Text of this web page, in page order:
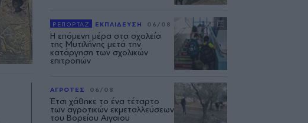
ΡΕΠΟΡΤΑΖ ΕΚΠΑΙΔΕΥΣΗ 06/08
Η επόμενη μέρα στα σχολεία
της Μυτιλήνης μετά την
κατάργηση των σχολικών
επιτροπών
ΑΓΡΟΤΕΣ 06/08
Έτσι χάθηκε το ένα τέταρτο
των αγροτικών εκμεταλλεύσεων
του Βορείου Αιγαίου